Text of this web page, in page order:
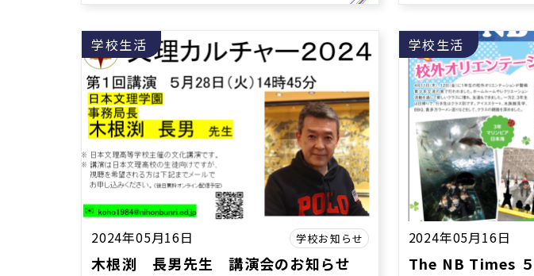
学校生活
2024年05月16日 学校お知らせ
木根渕 長男先生 講演会のお知らせ
学校生活
2024年05月16日
The NB Times ５